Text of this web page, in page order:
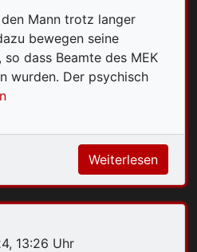
Mann trotz langer
bewegen seine
dass Beamte des MEK
wurden. Der psychisch
Weiterlesen
13:26 Uhr